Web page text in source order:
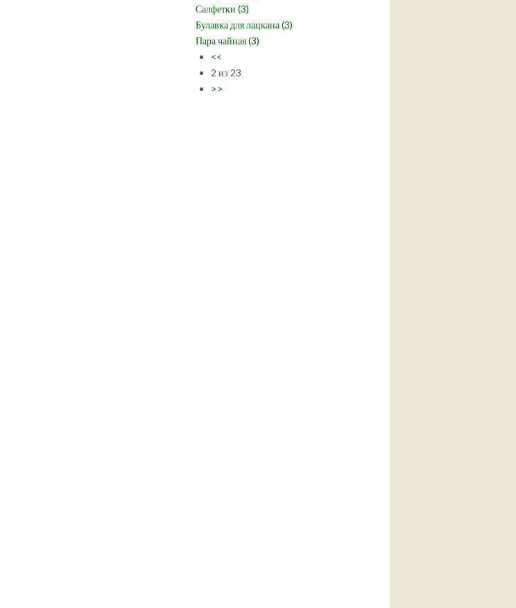
Салфетки (3)
Булавка для лацкана (3)
Пара чайная (3)
<<
2 из 23
>>